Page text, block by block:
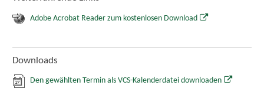
Adobe Acrobat Reader zum kostenlosen Download
Downloads
Den gewählten Termin als VCS-Kalenderdatei downloaden